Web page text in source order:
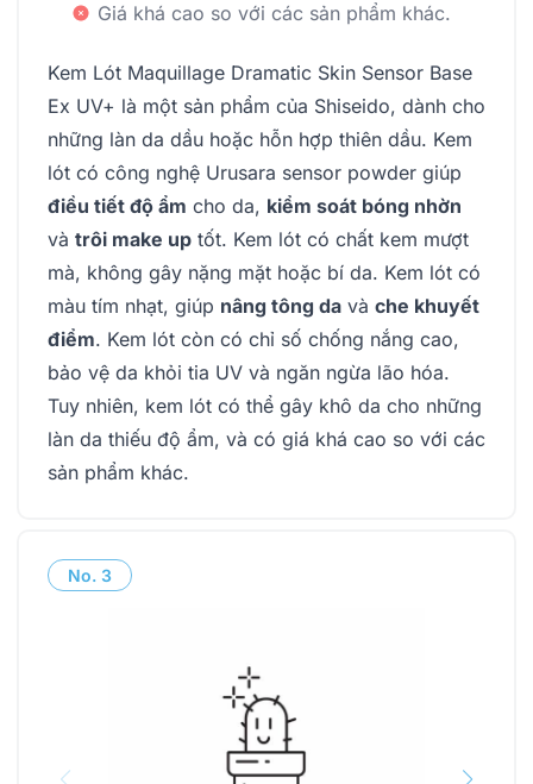
Giá khá cao so với các sản phẩm khác.
Kem Lót Maquillage Dramatic Skin Sensor Base
Ex UV+ là một sản phẩm của Shiseido, dành cho
những làn da dầu hoặc hỗn hợp thiên dầu. Kem
lót có công nghệ Urusara sensor powder giúp
điều tiết độ ẩm cho da, kiểm soát bóng nhờn
và trôi make up tốt. Kem lót có chất kem mượt
mà, không gây nặng mặt hoặc bí da. Kem lót có
màu tím nhạt, giúp nâng tông da và che khuyết
điểm. Kem lót còn có chỉ số chống nắng cao,
bảo vệ da khỏi tia UV và ngăn ngừa lão hóa.
Tuy nhiên, kem lót có thể gây khô da cho những
làn da thiếu độ ẩm, và có giá khá cao so với các
sản phẩm khác.
No. 3